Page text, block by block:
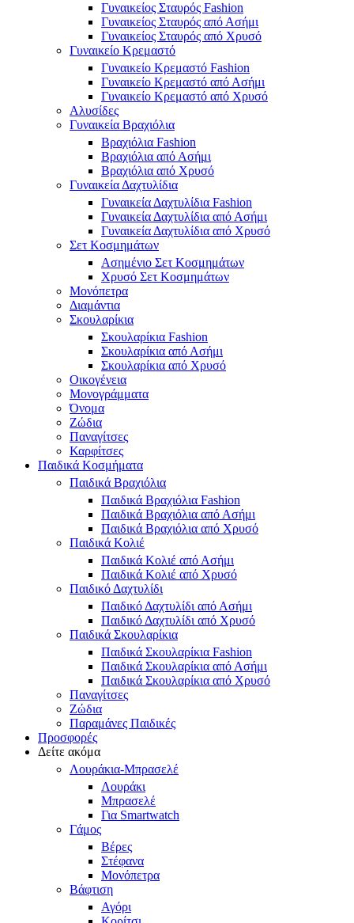
Γυναικείος Σταυρός Fashion
Γυναικείος Σταυρός από Ασήμι
Γυναικείος Σταυρός από Χρυσό
Γυναικείο Κρεμαστό
Γυναικείο Κρεμαστό Fashion
Γυναικείο Κρεμαστό από Ασήμι
Γυναικείο Κρεμαστό από Χρυσό
Αλυσίδες
Γυναικεία Βραχιόλια
Βραχιόλια Fashion
Βραχιόλια από Ασήμι
Βραχιόλια από Χρυσό
Γυναικεία Δαχτυλίδια
Γυναικεία Δαχτυλίδια Fashion
Γυναικεία Δαχτυλίδια από Ασήμι
Γυναικεία Δαχτυλίδια από Χρυσό
Σετ Κοσμημάτων
Ασημένιο Σετ Κοσμημάτων
Χρυσό Σετ Κοσμημάτων
Μονόπετρα
Διαμάντια
Σκουλαρίκια
Σκουλαρίκια Fashion
Σκουλαρίκια από Ασήμι
Σκουλαρίκια από Χρυσό
Οικογένεια
Μονογράμματα
Όνομα
Ζώδια
Παναγίτσες
Καρφίτσες
Παιδικά Κοσμήματα
Παιδικά Βραχιόλια
Παιδικά Βραχιόλια Fashion
Παιδικά Βραχιόλια από Ασήμι
Παιδικά Βραχιόλια από Χρυσό
Παιδικά Κολιέ
Παιδικά Κολιέ από Ασήμι
Παιδικά Κολιέ από Χρυσό
Παιδικό Δαχτυλίδι
Παιδικό Δαχτυλίδι από Ασήμι
Παιδικό Δαχτυλίδι από Χρυσό
Παιδικά Σκουλαρίκια
Παιδικά Σκουλαρίκια Fashion
Παιδικά Σκουλαρίκια από Ασήμι
Παιδικά Σκουλαρίκια από Χρυσό
Παναγίτσες
Ζώδια
Παραμάνες Παιδικές
Προσφορές
Δείτε ακόμα
Λουράκια-Μπρασελέ
Λουράκι
Μπρασελέ
Για Smartwatch
Γάμος
Βέρες
Στέφανα
Μονόπετρα
Βάφτιση
Αγόρι